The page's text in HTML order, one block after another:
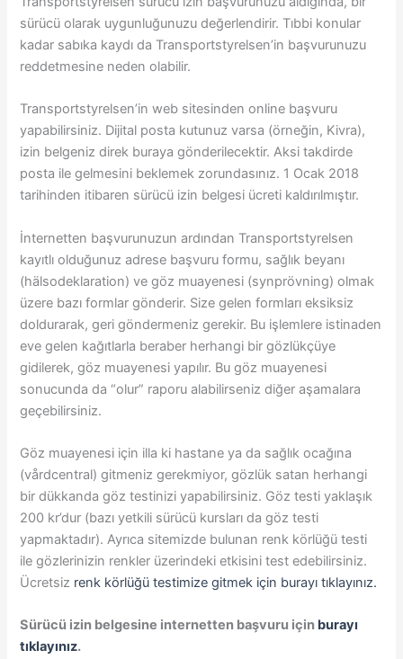
sürücü olarak uygunluğunuzu değerlendirir. Tıbbi konular
kadar sabıka kaydı da Transportstyrelsen’in başvurunuzu
reddetmesine neden olabilir.
Transportstyrelsen’in web sitesinden online başvuru
yapabilirsiniz. Dijital posta kutunuz varsa (örneğin, Kivra),
izin belgeniz direk buraya gönderilecektir. Aksi takdirde
posta ile gelmesini beklemek zorundasınız. 1 Ocak 2018
tarihinden itibaren sürücü izin belgesi ücreti kaldırılmıştır.
İnternetten başvurunuzun ardından Transportstyrelsen
kayıtlı olduğunuz adrese başvuru formu, sağlık beyanı
(hälsodeklaration) ve göz muayenesi (synprövning) olmak
üzere bazı formlar gönderir. Size gelen formları eksiksiz
doldurarak, geri göndermeniz gerekir. Bu işlemlere istinaden
eve gelen kağıtlarla beraber herhangi bir gözlükçüye
gidilerek, göz muayenesi yapılır. Bu göz muayenesi
sonucunda da “olur” raporu alabilirseniz diğer aşamalara
geçebilirsiniz.
Göz muayenesi için illa ki hastane ya da sağlık ocağına
(vårdcentral) gitmeniz gerekmiyor, gözlük satan herhangi
bir dükkanda göz testinizi yapabilirsiniz. Göz testi yaklaşık
200 kr’dur (bazı yetkili sürücü kursları da göz testi
yapmaktadır). Ayrıca sitemizde bulunan renk körlüğü testi
ile gözlerinizin renkler üzerindeki etkisini test edebilirsiniz.
Ücretsiz renk körlüğü testimize gitmek için burayı tıklayınız.
Sürücü izin belgesine internetten başvuru için burayı
tıklayınız.